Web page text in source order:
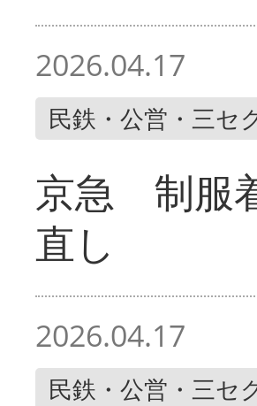
2026.04.17
民鉄・公営・三セ
京急 制服
直し
2026.04.17
民鉄・公営・三セ